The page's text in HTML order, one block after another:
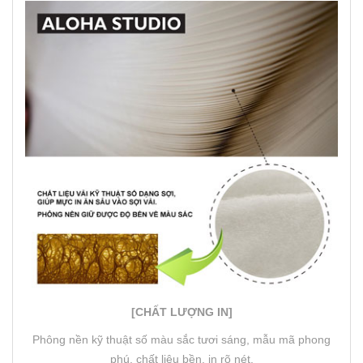
[CHẤT LƯỢNG IN]
Phông nền kỹ thuật số màu sắc tươi sáng, mẫu mã phong
phú, chất liệu bền, in rõ nét.